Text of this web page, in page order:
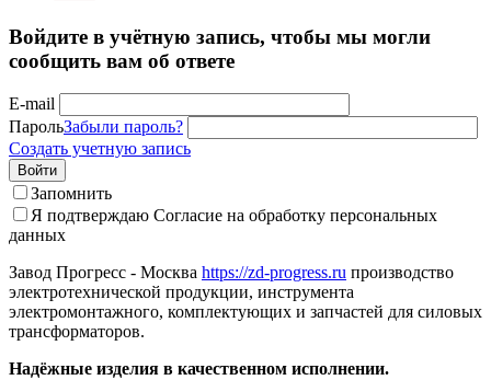
Войдите в учётную запись, чтобы мы могли
сообщить вам об ответе
E-mail
ПарольЗабыли пароль?
Создать учетную запись
Войти
Запомнить
Я подтверждаю Согласие на обработку персональных
данных
Завод Прогресс - Москва https://zd-progress.ru производство
электротехнической продукции, инструмента
электромонтажного, комплектующих и запчастей для силовых
трансформаторов.
Надёжные изделия в качественном исполнении.